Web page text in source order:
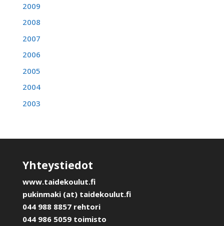
2009
2008
2007
2006
2005
2004
2003
Yhteystiedot
www.taidekoulut.fi
pukinmaki (at) taidekoulut.fi
044 988 8857 rehtori
044 986 5059 toimisto